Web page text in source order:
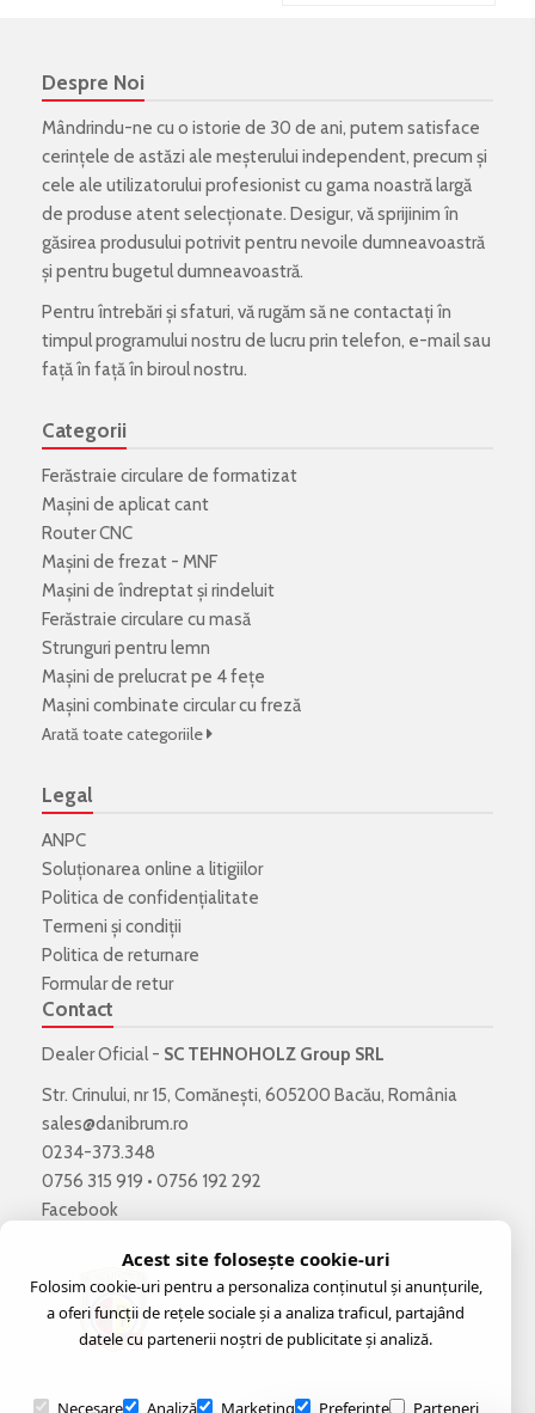
Despre Noi
Mândrindu-ne cu o istorie de 30 de ani, putem satisface
cerințele de astăzi ale meșterului independent, precum și
cele ale utilizatorului profesionist cu gama noastră largă
de produse atent selecționate. Desigur, vă sprijinim în
găsirea produsului potrivit pentru nevoile dumneavoastră
și pentru bugetul dumneavoastră.
Pentru întrebări și sfaturi, vă rugăm să ne contactați în
timpul programului nostru de lucru prin telefon, e-mail sau
față în față în biroul nostru.
Categorii
Ferăstraie circulare de formatizat
Mașini de aplicat cant
Router CNC
Mașini de frezat - MNF
Mașini de îndreptat și rindeluit
Ferăstraie circulare cu masă
Strunguri pentru lemn
Mașini de prelucrat pe 4 fețe
Mașini combinate circular cu freză
Arată toate categoriile
Legal
ANPC
Soluționarea online a litigiilor
Politica de confidenţialitate
Termeni şi condiţii
Politica de returnare
Formular de retur
Contact
Dealer Oficial - SC TEHNOHOLZ Group SRL
Str. Crinului, nr 15, Comănești, 605200 Bacău, România
sales@danibrum.ro
0234-373.348
0756 315 919 • 0756 192 292
Facebook
Acest site folosește cookie-uri
Folosim cookie-uri pentru a personaliza conținutul și anunțurile,
a oferi funcții de rețele sociale și a analiza traficul, partajând
datele cu partenerii noștri de publicitate și analiză.
Necesare Analiză Marketing Preferințe Parteneri